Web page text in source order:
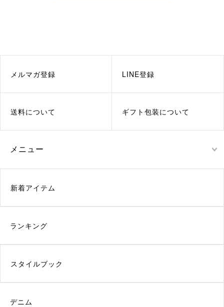
メルマガ登録 LINE登録
送料について ギフト包装について
メニュー
新着アイテム
ランキング
スタイルブック
デニム